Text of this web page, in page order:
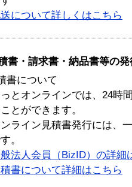
について詳しくはこちら
書・請求書・納品書等の
書について
とオンラインでは、24時
とができます。
ライン見積書発行には、
。
法人会員（BizID）の詳細
積書について詳細はこちら